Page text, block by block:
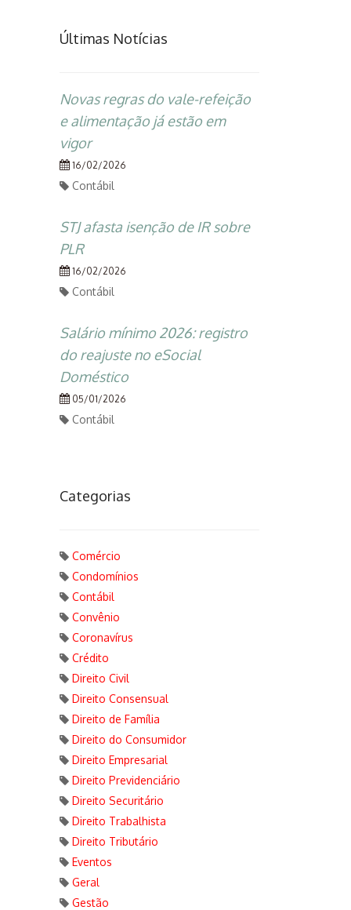
Últimas Notícias
Novas regras do vale-refeição
e alimentação já estão em
vigor
16/02/2026
Contábil
STJ afasta isenção de IR sobre
PLR
16/02/2026
Contábil
Salário mínimo 2026: registro
do reajuste no eSocial
Doméstico
05/01/2026
Contábil
Categorias
Comércio
Condomínios
Contábil
Convênio
Coronavírus
Crédito
Direito Civil
Direito Consensual
Direito de Família
Direito do Consumidor
Direito Empresarial
Direito Previdenciário
Direito Securitário
Direito Trabalhista
Direito Tributário
Eventos
Geral
Gestão